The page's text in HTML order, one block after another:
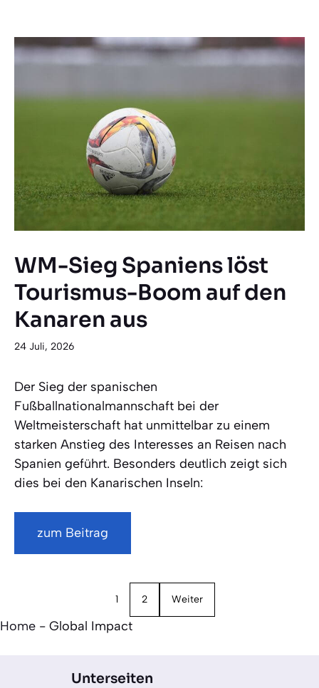
WM-Sieg Spaniens löst
Tourismus-Boom auf den
Kanaren aus
24 Juli, 2026
Der Sieg der spanischen
Fußballnationalmannschaft bei der
Weltmeisterschaft hat unmittelbar zu einem
starken Anstieg des Interesses an Reisen nach
Spanien geführt. Besonders deutlich zeigt sich
dies bei den Kanarischen Inseln:
zum Beitrag
1 2 Weiter
Home - Global Impact
Unterseiten